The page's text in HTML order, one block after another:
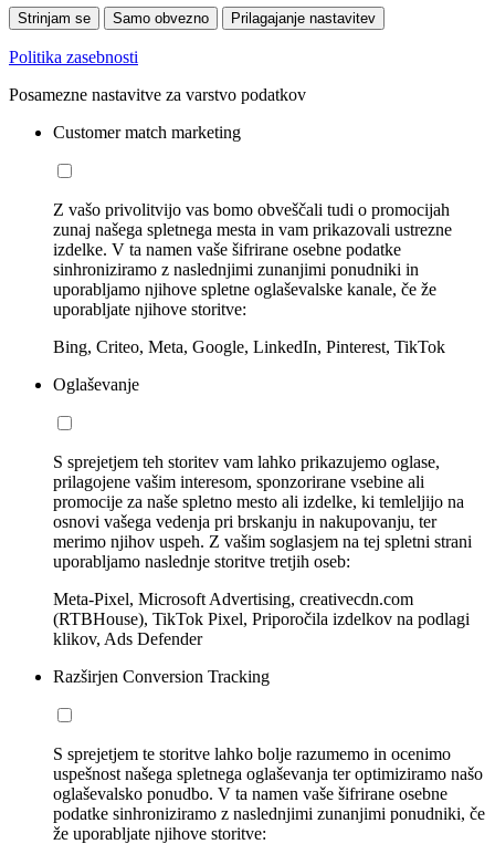
Strinjam se Samo obvezno Prilagajanje nastavitev
Politika zasebnosti
Posamezne nastavitve za varstvo podatkov
Customer match marketing
Z vašo privolitvijo vas bomo obveščali tudi o promocijah
zunaj našega spletnega mesta in vam prikazovali ustrezne
izdelke. V ta namen vaše šifrirane osebne podatke
sinhroniziramo z naslednjimi zunanjimi ponudniki in
uporabljamo njihove spletne oglaševalske kanale, če že
uporabljate njihove storitve:
Bing, Criteo, Meta, Google, LinkedIn, Pinterest, TikTok
Oglaševanje
S sprejetjem teh storitev vam lahko prikazujemo oglase,
prilagojene vašim interesom, sponzorirane vsebine ali
promocije za naše spletno mesto ali izdelke, ki temleljijo na
osnovi vašega vedenja pri brskanju in nakupovanju, ter
merimo njihov uspeh. Z vašim soglasjem na tej spletni strani
uporabljamo naslednje storitve tretjih oseb:
Meta-Pixel, Microsoft Advertising, creativecdn.com
(RTBHouse), TikTok Pixel, Priporočila izdelkov na podlagi
klikov, Ads Defender
Razširjen Conversion Tracking
S sprejetjem te storitve lahko bolje razumemo in ocenimo
uspešnost našega spletnega oglaševanja ter optimiziramo našo
oglaševalsko ponudbo. V ta namen vaše šifrirane osebne
podatke sinhroniziramo z naslednjimi zunanjimi ponudniki, če
že uporabljate njihove storitve: